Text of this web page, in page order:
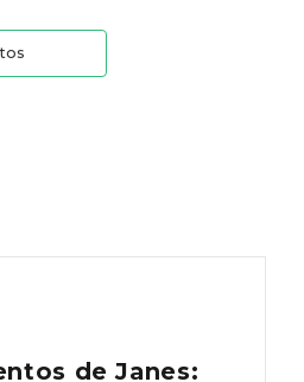
de Janes: